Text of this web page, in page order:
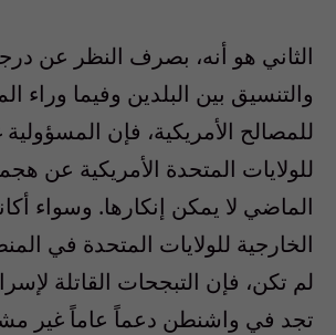
الثاني هو أنه، بصرف النظر عن
والتنسيق بين البلدين وفيما وراء
للمصالح الأمريكية، فإن
للولايات المتحدة الأمريكية عن
الماضي لا يمكن إنكارها. وسواء
الخارجية للولايات المتحدة في
لم تكن، فإن التبجحات القاتلة
تجد في واشنطن دعماً عاماً غير